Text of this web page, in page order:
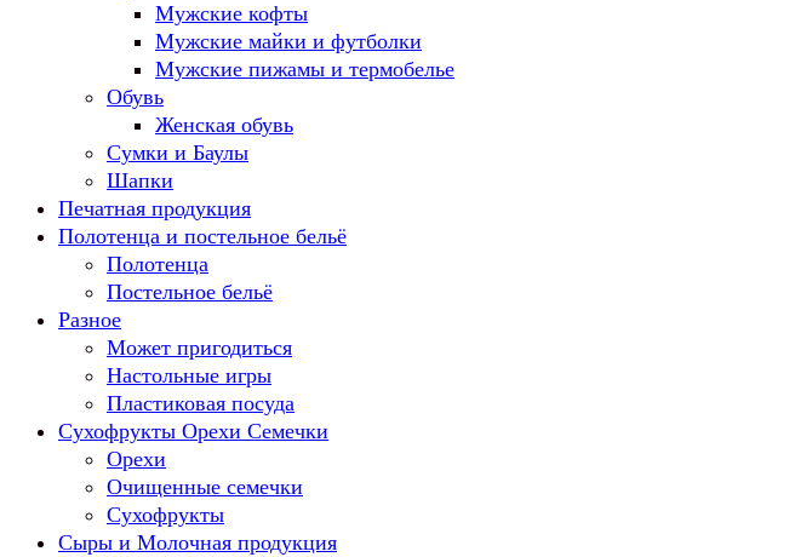
Мужские кофты
Мужские майки и футболки
Мужские пижамы и термобелье
Обувь
Женская обувь
Сумки и Баулы
Шапки
Печатная продукция
Полотенца и постельное бельё
Полотенца
Постельное бельё
Разное
Может пригодиться
Настольные игры
Пластиковая посуда
Сухофрукты Орехи Семечки
Орехи
Очищенные семечки
Сухофрукты
Сыры и Молочная продукция